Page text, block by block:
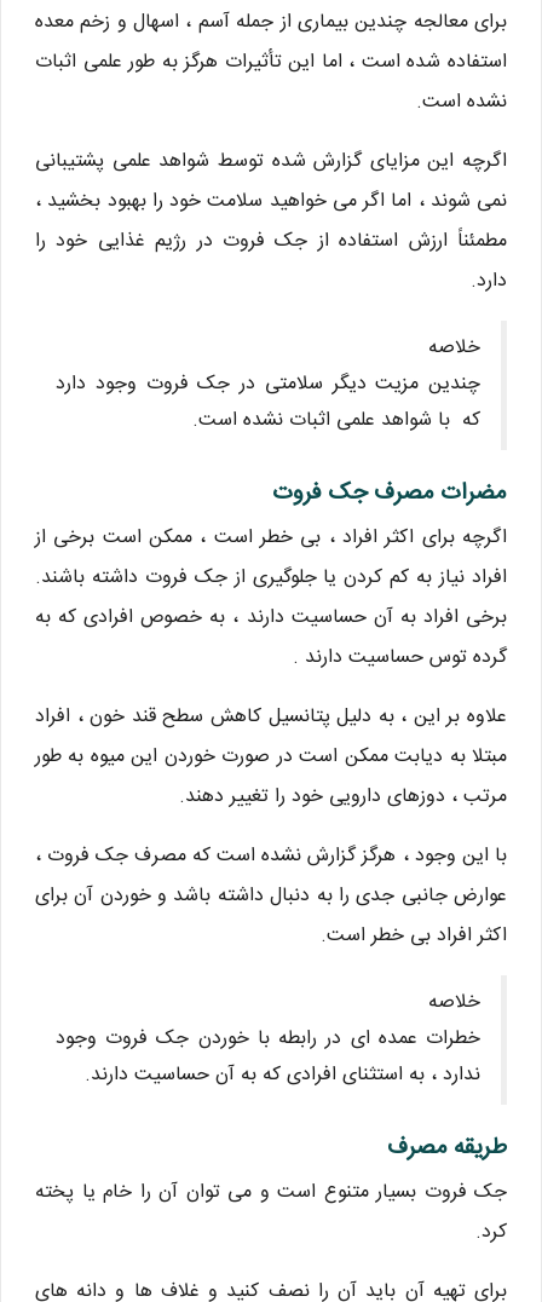
برای معالجه چندین بیماری از جمله آسم ، اسهال و زخم معده
استفاده شده است ، اما این تأثیرات هرگز به طور علمی اثبات
نشده است.
اگرچه این مزایای گزارش شده توسط شواهد علمی پشتیبانی
نمی شوند ، اما اگر می خواهید سلامت خود را بهبود بخشید ،
مطمئناً ارزش استفاده از جک فروت در رژیم غذایی خود را
دارد.
خلاصه
چندین مزیت دیگر سلامتی در جک فروت وجود دارد
که با شواهد علمی اثبات نشده است.
مضرات مصرف جک فروت
اگرچه برای اکثر افراد ، بی خطر است ، ممکن است برخی از
افراد نیاز به کم کردن یا جلوگیری از جک فروت داشته باشند.
برخی افراد به آن حساسیت دارند ، به خصوص افرادی که به
گرده توس حساسیت دارند .
علاوه بر این ، به دلیل پتانسیل کاهش سطح قند خون ، افراد
مبتلا به دیابت ممکن است در صورت خوردن این میوه به طور
مرتب ، دوزهای دارویی خود را تغییر دهند.
با این وجود ، هرگز گزارش نشده است که مصرف جک فروت ،
عوارض جانبی جدی را به دنبال داشته باشد و خوردن آن برای
اکثر افراد بی خطر است.
خلاصه
خطرات عمده ای در رابطه با خوردن جک فروت وجود
ندارد ، به استثنای افرادی که به آن حساسیت دارند.
طریقه مصرف
جک فروت بسیار متنوع است و می توان آن را خام یا پخته
کرد.
برای تهیه آن باید آن را نصف کنید و غلاف ها و دانه های